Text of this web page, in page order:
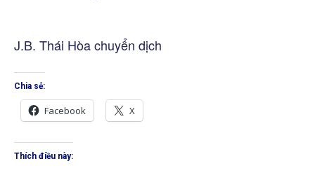
J.B. Thái Hòa chuyển dịch
Chia sẻ:
Facebook X
Thích điều này: